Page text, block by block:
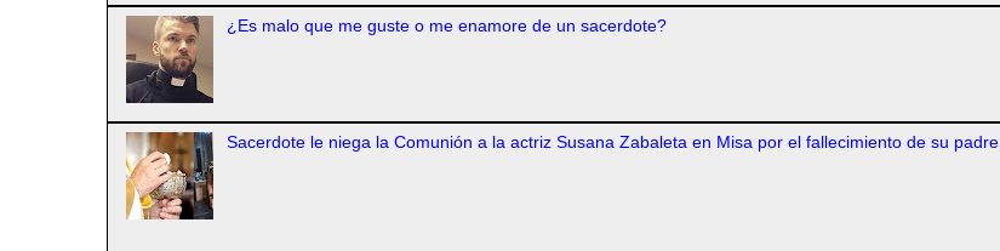
¿Es malo que me guste o me enamore de un sacerdote?
Sacerdote le niega la Comunión a la actriz Susana Zabaleta en Misa por el fallecimiento de su padre.